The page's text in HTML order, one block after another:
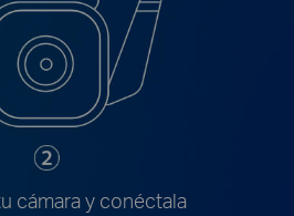
cámara y conéctala